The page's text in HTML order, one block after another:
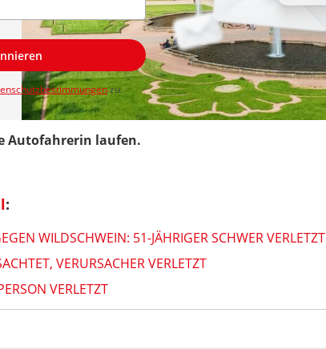
zu.
Autofahrerin laufen.
:
WILDSCHWEIN: 51-JÄHRIGER SCHWER VERLETZT
VERURSACHER VERLETZT
VERLETZT